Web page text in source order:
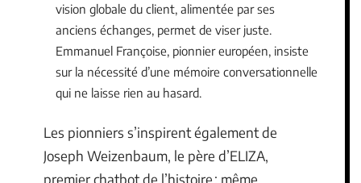
vision globale du client, alimentée par ses
anciens échanges, permet de viser juste.
Emmanuel Françoise, pionnier européen, insiste
sur la nécessité d’une mémoire conversationnelle
qui ne laisse rien au hasard.
Les pionniers s’inspirent également de
Joseph Weizenbaum, le père d’ELIZA,
premier chatbot de l’histoire : même